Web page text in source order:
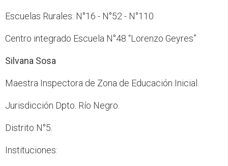
Escuelas Rurales: N°16 - N°52 - N°110
Centro integrado Escuela N°48 “Lorenzo Geyres”
Silvana Sosa
Maestra Inspectora de Zona de Educación Inicial.
Jurisdicción Dpto. Río Negro.
Distrito N°5.
Instituciones: